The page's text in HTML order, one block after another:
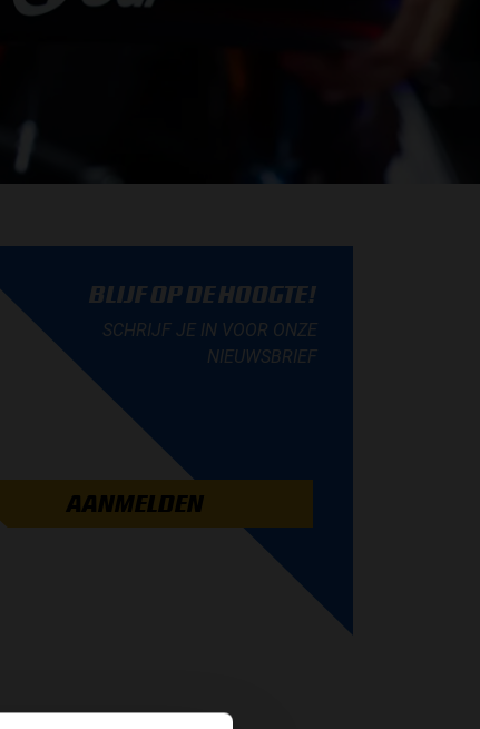
BLIJF OP DE HOOGTE!
SCHRIJF JE IN VOOR ONZE
NIEUWSBRIEF
AANMELDEN